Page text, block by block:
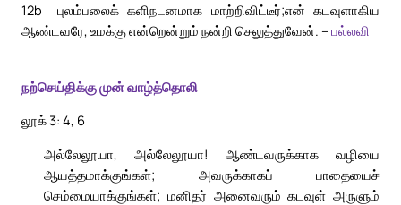
புலம்பலைக் களிநடனமாக மாற்றிவிட்டீர்;
12b
என் கடவுளாகிய
ஆண்டவரே, உமக்கு என்றென்றும் நன்றி செலுத்துவேன். – பல்லவி
நற்செய்திக்கு முன் வாழ்த்தொலி
லூக் 3: 4, 6
அல்லேலூயா, அல்லேலூயா! ஆண்டவருக்காக வழியை
ஆயத்தமாக்குங்கள்; அவருக்காகப் பாதையைச்
செம்மையாக்குங்கள்; மனிதர் அனைவரும் கடவுள் அருளும்